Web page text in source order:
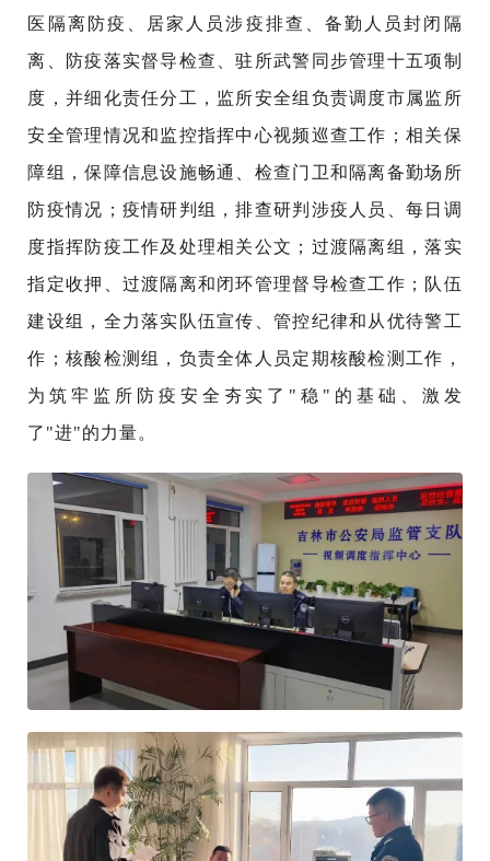
医隔离防疫、居家人员涉疫排查、备勤人员封闭隔
离、防疫落实督导检查、驻所武警同步管理十五项制
度，并细化责任分工，监所安全组负责调度市属监所
安全管理情况和监控指挥中心视频巡查工作；相关保
障组，保障信息设施畅通、检查门卫和隔离备勤场所
防疫情况；疫情研判组，排查研判涉疫人员、每日调
度指挥防疫工作及处理相关公文；过渡隔离组，落实
指定收押、过渡隔离和闭环管理督导检查工作；队伍
建设组，全力落实队伍宣传、管控纪律和从优待警工
作；核酸检测组，负责全体人员定期核酸检测工作，
为筑牢监所防疫安全夯实了"稳"的基础、激发
了"进"的力量。